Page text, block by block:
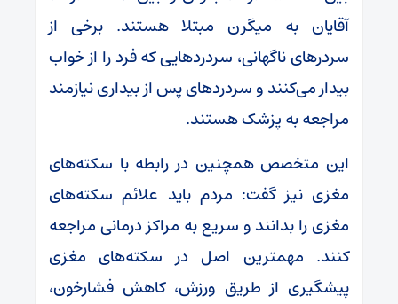
آقایان به میگرن مبتلا هستند. برخی از
سردر‌های ناگهانی، سردرد‌هایی که فرد را از خواب
بیدار می‌کنند و سردرد‌های پس از بیداری نیازمند
مراجعه به پزشک هستند.
این متخصص همچنین در رابطه با سکته‌های
مغزی نیز گفت: مردم باید علائم سکته‌های
مغزی را بدانند و سریع به مراکز درمانی مراجعه
کنند. مهمترین اصل در سکته‌های مغزی
پیشگیری از طریق ورزش، کاهش فشارخون،